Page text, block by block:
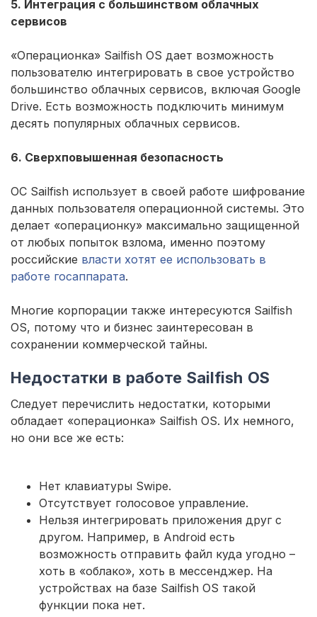
5. Интеграция с большинством облачных
сервисов
«Операционка» Sailfish ОS дает возможность
пользователю интегрировать в свое устройство
большинство облачных сервисов, включая Google
Drive. Есть возможность подключить минимум
десять популярных облачных сервисов.
6. Сверхповышенная безопасность
ОС Sailfish использует в своей работе шифрование
данных пользователя операционной системы. Это
делает «операционку» максимально защищенной
от любых попыток взлома, именно поэтому
российские власти хотят ее использовать в
работе госаппарата.
Многие корпорации также интересуются Sailfish
ОS, потому что и бизнес заинтересован в
сохранении коммерческой тайны.
Недостатки в работе Sailfish ОS
Следует перечислить недостатки, которыми
обладает «операционка» Sailfish ОS. Их немного,
но они все же есть:
Нет клавиатуры Swipe.
Отсутствует голосовое управление.
Нельзя интегрировать приложения друг с
другом. Например, в Android есть
возможность отправить файл куда угодно –
хоть в «облако», хоть в мессенджер. На
устройствах на базе Sailfish ОS такой
функции пока нет.